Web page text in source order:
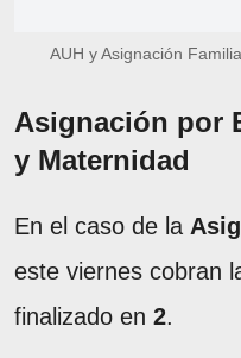
AUH y Asignación
Asignación por
y Maternidad
En el caso de la
este viernes cobran
finalizado en 2.